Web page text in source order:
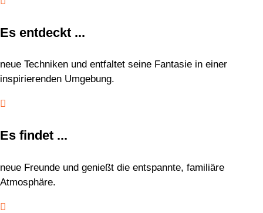
Es entdeckt ...
neue Techniken und entfaltet seine Fantasie in einer
inspirierenden Umgebung.

Es findet ...
neue Freunde und genießt die entspannte, familiäre
Atmosphäre.
